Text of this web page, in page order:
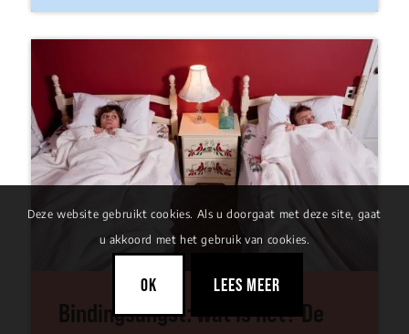
Bindingsangst: wat is het? De
Deze website gebruikt cookies. Als u doorgaat met deze site, gaat
u akkoord met het gebruik van cookies.
OK LEES MEER